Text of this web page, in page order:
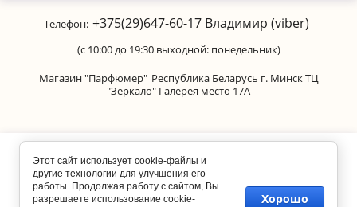
Телефон: +375(29)647-60-17 Владимир (viber)
(с 10:00 до 19:30 выходной: понедельник)
Магазин "Парфюмер" Республика Беларусь г. Минск ТЦ
"Зеркало" Галерея место 17А
Этот сайт использует cookie-файлы и
другие технологии для улучшения его
работы. Продолжая работу с сайтом, Вы
разрешаете использование cookie-
Хорошо